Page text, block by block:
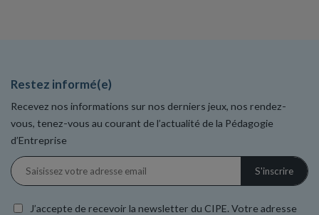
Restez informé(e)
Recevez nos informations sur nos derniers jeux, nos rendez-
vous, tenez-vous au courant de l’actualité de la Pédagogie
d’Entreprise
J’accepte de recevoir la newsletter du CIPE. Votre adresse